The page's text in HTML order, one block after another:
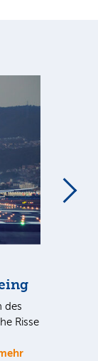
des
Risse